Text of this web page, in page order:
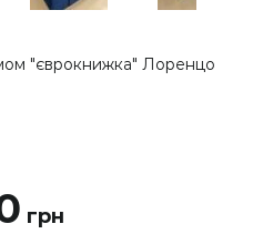
"єврокнижка" Лоренцо
грн